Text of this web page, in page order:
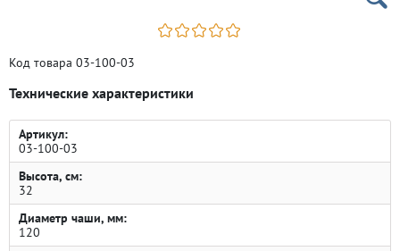
Код товара 03-100-03
Технические характеристики
Артикул:
03-100-03
Высота, см:
32
Диаметр чаши, мм:
120